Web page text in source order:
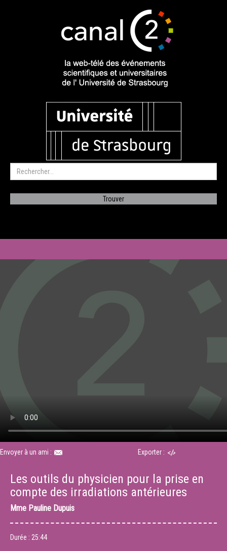
Envoyer à un ami : Exporter :
Les outils du physicien pour la prise en
compte des irradiations antérieures
Mme Pauline Dupuis
Durée : 25:44